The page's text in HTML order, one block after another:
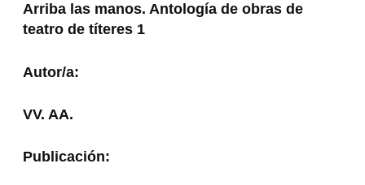
Arriba las manos. Antología de obras de
teatro de títeres 1
Autor/a:
VV. AA.
Publicación: